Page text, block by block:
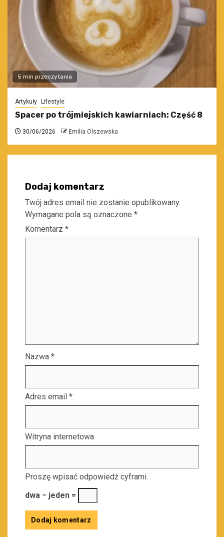
5 min przeczytania
Artykuły Lifestyle
Spacer po trójmiejskich kawiarniach: Część 8
30/06/2026 Emilia Olszewska
Dodaj komentarz
Twój adres email nie zostanie opublikowany.
Wymagane pola są oznaczone *
Komentarz *
Nazwa *
Adres email *
Witryna internetowa
Proszę wpisać odpowiedź cyframi:
dwa − jeden =